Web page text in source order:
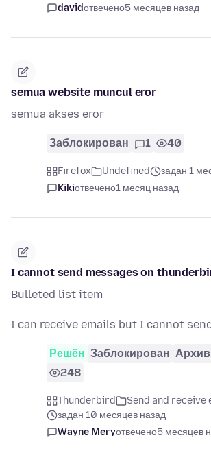
davidотвечено5 месяцев назад
semua website muncul eror
semua akses eror
Заблокирован 1 40
Firefox Undefined
задан 1
Kikiотвечено1 месяц назад
I cannot send messages on
Bulleted list item
I can receive emails but I cannot
Решён Заблокирован
248
Thunderbird
Send and receive
задан 10 месяцев назад
Wayne Meryотвечено5 месяцев